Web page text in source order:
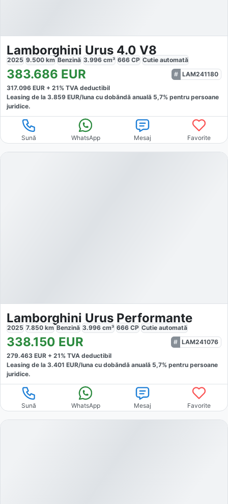
Lamborghini Urus 4.0 V8
2025 9.500 km Benzină 3.996 cm³ 666 CP Cutie automată
383.686 EUR
LAM241180
317.096 EUR + 21% TVA deductibil
Leasing de la 3.859 EUR/luna cu dobăndă anuală 5,7% pentru persoane
juridice.
Sună WhatsApp Mesaj Favorite
Lamborghini Urus Performante
2025 7.850 km Benzină 3.996 cm³ 666 CP Cutie automată
338.150 EUR
LAM241076
279.463 EUR + 21% TVA deductibil
Leasing de la 3.401 EUR/luna cu dobăndă anuală 5,7% pentru persoane
juridice.
Sună WhatsApp Mesaj Favorite